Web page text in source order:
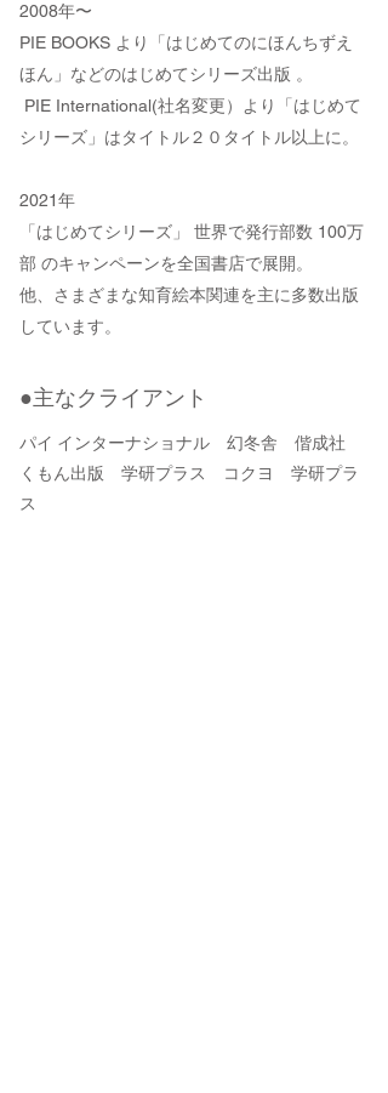
2008年〜
PIE BOOKS より「はじめてのにほんちずえ
ほん」などのはじめてシリーズ出版 。
PIE International(社名変更）より「はじめて
シリーズ」はタイトル２０タイトル以上に。
2021年
「はじめてシリーズ」 世界で発行部数 100万
部 のキャンペーンを全国書店で展開。
他、さまざまな知育絵本関連を主に多数出版
しています。
​●主なクライアント
パイ インターナショナル 幻冬舎 偕成社
くもん出版 学研プラス コクヨ 学研プラ
ス